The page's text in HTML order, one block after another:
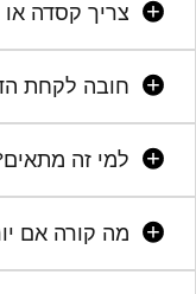
צריך קסדה או
חובה לקחת
למי זה
מה קורה אם